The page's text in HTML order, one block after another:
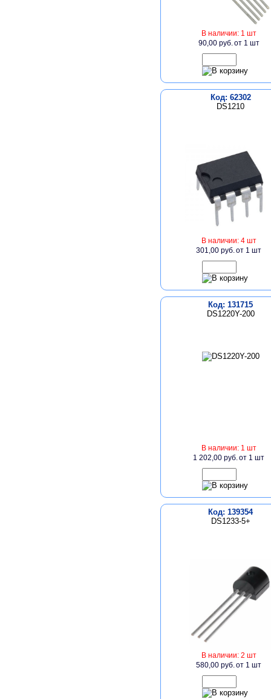
В наличии: 1 шт
90,00 руб.от 1 шт
Код: 62302
DS1210
В наличии: 4 шт
301,00 руб.от 1 шт
Код: 131715
DS1220Y-200
В наличии: 1 шт
1 202,00 руб.от 1 шт
Код: 139354
DS1233-5+
В наличии: 2 шт
580,00 руб.от 1 шт